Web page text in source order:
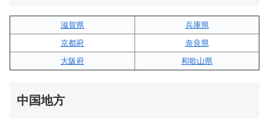
滋賀県
兵庫県
京都府
奈良県
大阪府
和歌山県
中国地方